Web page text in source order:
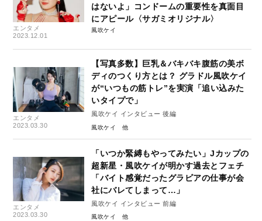
エンタメ
2023.12.01
はないよ」コンドームの重要性を真面目
にアピール〈サガミオリジナル〉
風吹ケイ
エンタメ
2023.03.30
【写真多数】巨乳＆バキバキ腹筋の美ボ
ディのつくり方とは？ グラドル風吹ケイ
が“いつもの筋トレ”を実演「追い込みた
いタイプで」
風吹ケイ インタビュー 後編
風吹ケイ
エンタメ
2023.03.30
「いつか緊縛もやってみたい」Jカップの
超新星・風吹ケイが明かす過去とフェチ
「バイト感覚だったグラビアの仕事が会
社にバレてしまって…」
風吹ケイ インタビュー 前編
風吹ケイ